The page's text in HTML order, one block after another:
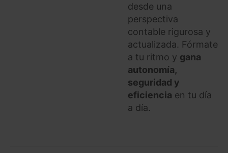
desde una
perspectiva
contable rigurosa y
actualizada. Fórmate
a tu ritmo y gana
autonomía,
seguridad y
eficiencia en tu día
a día.